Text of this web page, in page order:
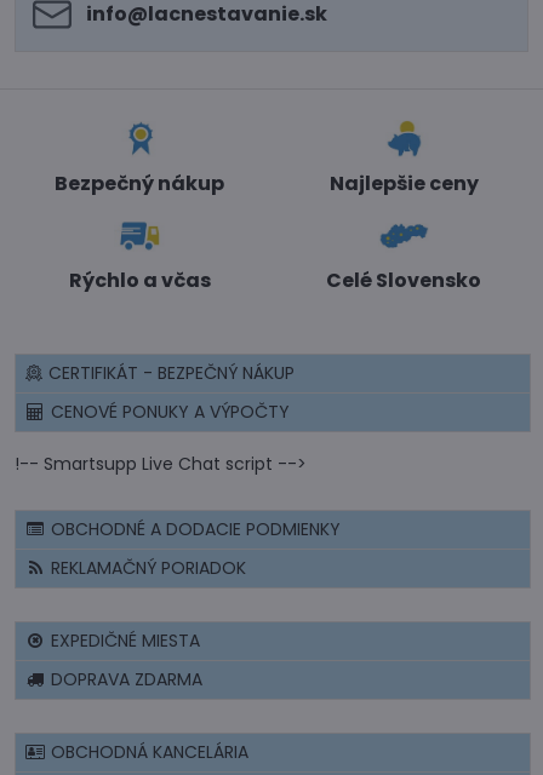
info​@lacnestavanie​.sk
Bezpečný nákup Najlepšie ceny
Rýchlo a včas Celé Slovensko
CERTIFIKÁT - BEZPEČNÝ NÁKUP
CENOVÉ PONUKY A VÝPOČTY
!-- Smartsupp Live Chat script -->
OBCHODNÉ A DODACIE PODMIENKY
REKLAMAČNÝ PORIADOK
EXPEDIČNÉ MIESTA
DOPRAVA ZDARMA
OBCHODNÁ KANCELÁRIA